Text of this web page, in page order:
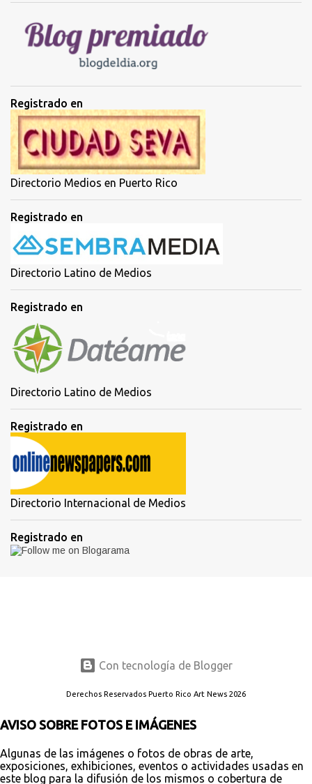
o
s
Registrado en
Directorio Medios en Puerto Rico
Registrado en
Directorio Latino de Medios
Registrado en
Directorio Latino de Medios
Registrado en
Directorio Internacional de Medios
Registrado en
Con tecnología de Blogger
Derechos Reservados Puerto Rico Art News 2026
AVISO SOBRE FOTOS E IMÁGENES
Algunas de las imágenes o fotos de obras de arte,
exposiciones, exhibiciones, eventos o actividades usadas en
este blog para la difusión de los mismos o cobertura de